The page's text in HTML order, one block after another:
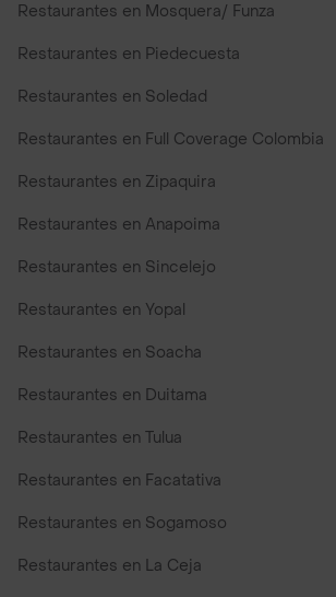
Restaurantes en Mosquera/ Funza
Restaurantes en Piedecuesta
Restaurantes en Soledad
Restaurantes en Full Coverage Colombia
Restaurantes en Zipaquira
Restaurantes en Anapoima
Restaurantes en Sincelejo
Restaurantes en Yopal
Restaurantes en Soacha
Restaurantes en Duitama
Restaurantes en Tulua
Restaurantes en Facatativa
Restaurantes en Sogamoso
Restaurantes en La Ceja